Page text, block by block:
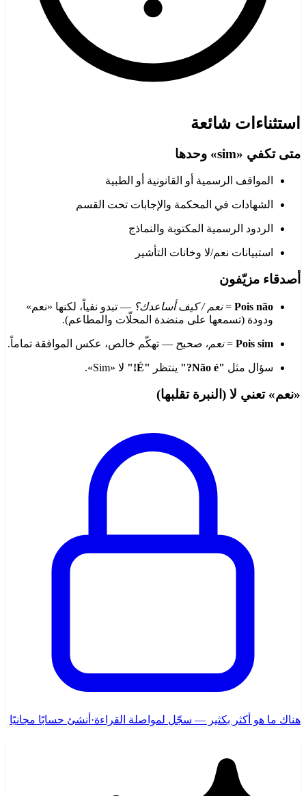
استثناءات شائعة
متى تكفي «sim» وحدها
المواقف الرسمية أو القانونية أو الطبية
الشهادات في المحكمة والإجابات تحت القسم
الردود الرسمية المكتوبة والنماذج
استبيانات نعم/لا وخانات التأشير
أصدقاء مزيّفون
Pois não
=نعم / كيف أساعدك؟ — تبدو نفياً، لكنها «نعم»
ودودة (تسمعها على منضدة المحلّات والمطاعم).
Pois sim
=نعم، صحيح — تهكّم خالص، عكس الموافقة تماماً.
سؤال مثل "Não é?" ينتظر "É!" لا «Sim».
«نعم» تعني لا (النبرة تقلبها)
هناك ما هو أكثر بكثير — سجّل لمواصلة القراءة· أنشئ حسابًا مجانيًا